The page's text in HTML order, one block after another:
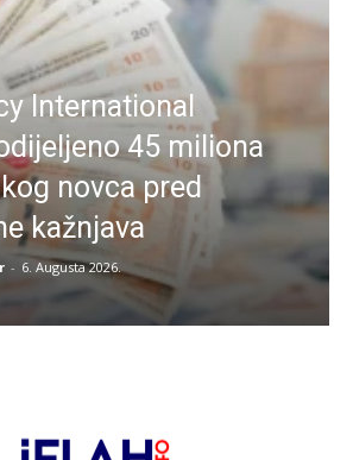
International
45 miliona
novca pred
kažnjava
- 6. Augusta 2026.